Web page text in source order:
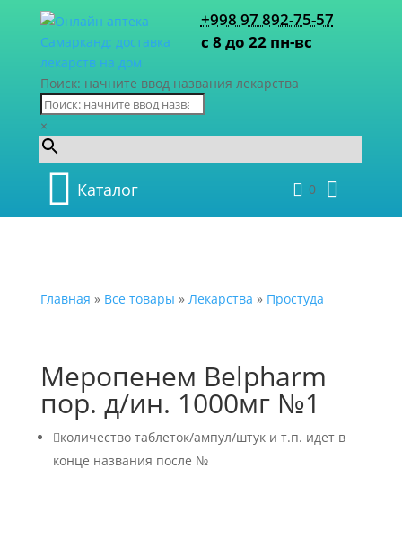
+998 97 892-75-57
с 8 до 22 пн-вс
Поиск: начните ввод названия лекарства
×
Каталог 0
Главная » Все товары » Лекарства » Простуда
Меропенем Belpharm
пор. д/ин. 1000мг №1
количество таблеток/ампул/штук и т.п. идет в
конце названия после №